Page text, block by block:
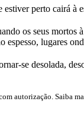
perto cairá
os seus mortos
lugares
se desolada,
autorização. Saiba